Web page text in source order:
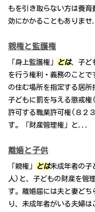
もを引き取らない方は養
効にかかることもありま
親権と監護権
「身上監護権」 とは、子ど
を行う権利・義務のこと
の住む場所を指定する居
子どもに罰を与える懲戒
許可する職業許可権(８２
す。「財産管理権」と...
離婚と子供
「親権」 とは未成年者の子
人)と、子どもの財産を管
す。離婚届には夫と妻ど
り、未成年者がいる夫婦